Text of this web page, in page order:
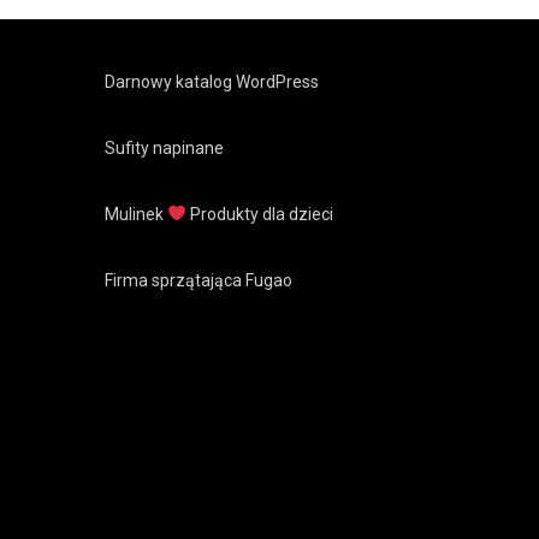
Darnowy katalog WordPress
Sufity napinane
Mulinek Produkty dla dzieci
Firma sprzątająca Fugao